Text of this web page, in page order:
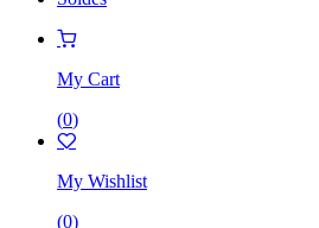
My Cart
(0)
My Wishlist
(0)